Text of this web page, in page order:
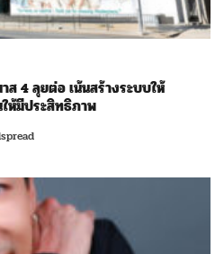
4 ลุยต่อ เน้นสร้างระบบให้
ห้มีประสิทธิภาพ